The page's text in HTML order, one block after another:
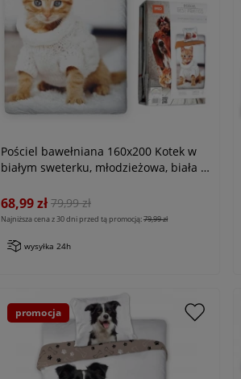
Pościel bawełniana 160x200 Kotek w
białym sweterku, młodzieżowa, biała i
68,99 zł 79,99 zł
Najniższa cena z 30 dni przed tą promocją:79,99 zł
wysyłka 24h
promocja